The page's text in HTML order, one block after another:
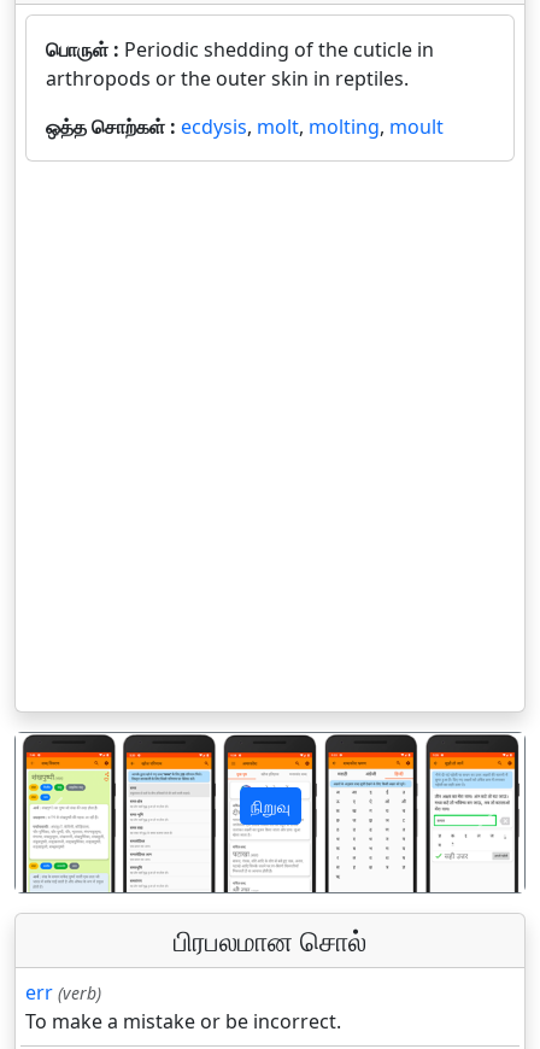
பொருள் : Periodic shedding of the cuticle in
arthropods or the outer skin in reptiles.
ஒத்த சொற்கள் : ecdysis, molt, molting, moult
நிறுவு
पिछला अगला
பிரபலமான சொல்
err (verb)
To make a mistake or be incorrect.